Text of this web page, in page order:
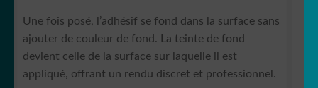
Une fois posé, l’adhésif se fond dans la surface sans
ajouter de couleur de fond. La teinte de fond
devient celle de la surface sur laquelle il est
appliqué, offrant un rendu discret et professionnel.